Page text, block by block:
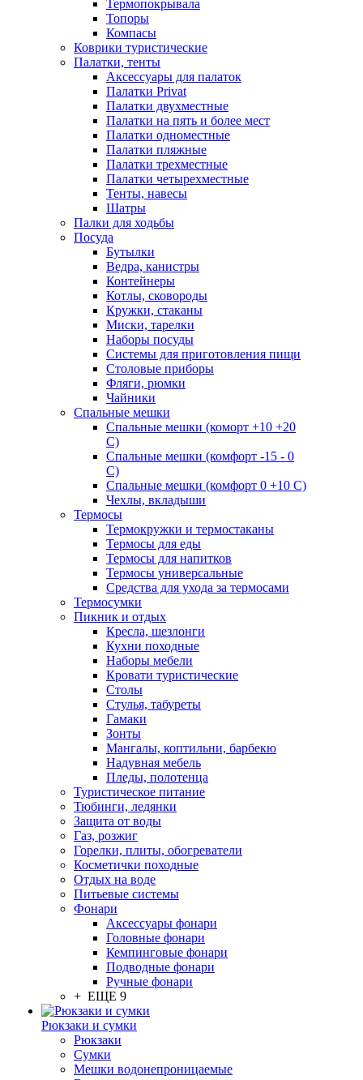
Термопокрывала
Топоры
Компасы
Коврики туристические
Палатки, тенты
Аксессуары для палаток
Палатки Privat
Палатки двухместные
Палатки на пять и более мест
Палатки одноместные
Палатки пляжные
Палатки трехместные
Палатки четырехместные
Тенты, навесы
Шатры
Палки для ходьбы
Посуда
Бутылки
Ведра, канистры
Контейнеры
Котлы, сковороды
Кружки, стаканы
Миски, тарелки
Наборы посуды
Системы для приготовления пищи
Столовые приборы
Фляги, рюмки
Чайники
Спальные мешки
Спальные мешки (коморт +10 +20
С)
Спальные мешки (комфорт -15 - 0
С)
Спальные мешки (комфорт 0 +10 С)
Чехлы, вкладыши
Термосы
Термокружки и термостаканы
Термосы для еды
Термосы для напитков
Термосы универсальные
Средства для ухода за термосами
Термосумки
Пикник и отдых
Кресла, шезлонги
Кухни походные
Наборы мебели
Кровати туристические
Столы
Стулья, табуреты
Гамаки
Зонты
Мангалы, коптильни, барбекю
Надувная мебель
Пледы, полотенца
Туристическое питание
Тюбинги, ледянки
Защита от воды
Газ, розжиг
Горелки, плиты, обогреватели
Косметички походные
Отдых на воде
Питьевые системы
Фонари
Аксессуары фонари
Головные фонари
Кемпинговые фонари
Подводные фонари
Ручные фонари
+ ЕЩЕ 9
Рюкзаки и сумки
Рюкзаки
Сумки
Мешки водонепроницаемые